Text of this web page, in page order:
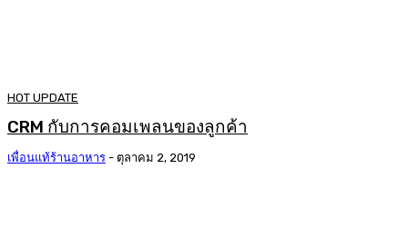
HOT UPDATE
CRM กับการคอมเพลนของลูกค้า
เพื่อนแท้ร้านอาหาร - ตุลาคม 2, 2019